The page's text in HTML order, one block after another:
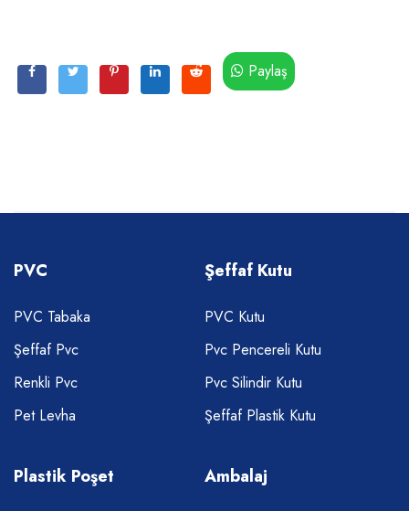
Paylaş
PVC
PVC Tabaka
Şeffaf Pvc
Renkli Pvc
Pet Levha
Şeffaf Kutu
PVC Kutu
Pvc Pencereli Kutu
Pvc Silindir Kutu
Şeffaf Plastik Kutu
Plastik Poşet Ambalaj